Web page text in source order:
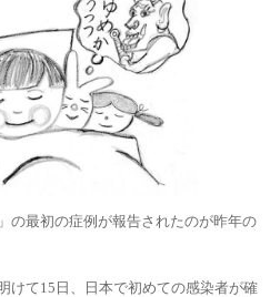
の最初の症例が報告されたのが昨年の
けて15日、日本で初めての感染者が確